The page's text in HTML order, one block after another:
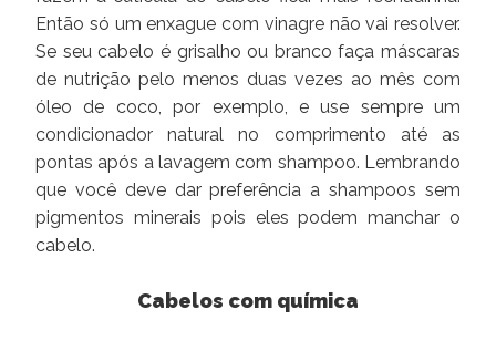
Então só um enxague com vinagre não vai resolver.
Se seu cabelo é grisalho ou branco faça máscaras
de nutrição pelo menos duas vezes ao mês com
óleo de coco, por exemplo, e use sempre um
condicionador natural no comprimento até as
pontas após a lavagem com shampoo. Lembrando
que você deve dar preferência a shampoos sem
pigmentos minerais pois eles podem manchar o
cabelo.
Cabelos com química